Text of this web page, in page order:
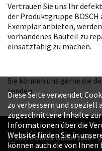
Vertrauen Sie uns Ihr
der Produktgruppe BOSCH
Exemplar anbieten,
vorhandenes Bauteil zu
einsatzfähig zu machen.
Sie können uns gerne die
senden.
© SINTRONICS GmbH 2008
Diese Seite verwendet
zu verbessern und speziell
zugeschnittene Inhalte
Informationen über die
Website finden Sie in
können auch die von